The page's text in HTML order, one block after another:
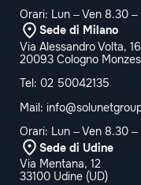
Orari: Lun – Ven 8.30 –
Sede di Milano
Via Alessandro Volta,
20093 Cologno
Tel: 02 50042135
Mail:
Orari: Lun – Ven 8.30 –
Sede di Udine
Via Mentana, 12
33100 Udine (UD)